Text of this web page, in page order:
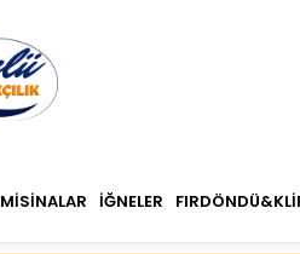
MİSİNALAR İĞNELER